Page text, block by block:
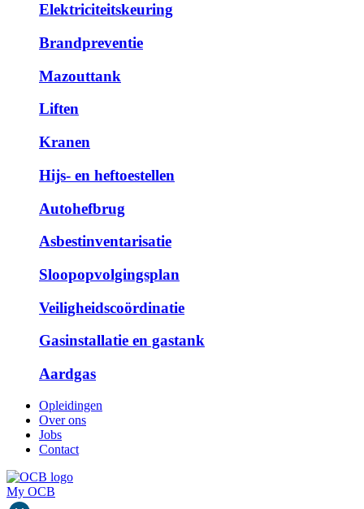
Elektriciteitskeuring
Brandpreventie
Mazouttank
Liften
Kranen
Hijs- en heftoestellen
Autohefbrug
Asbestinventarisatie
Sloopopvolgingsplan
Veiligheidscoördinatie
Gasinstallatie en gastank
Aardgas
Opleidingen
Over ons
Jobs
Contact
My OCB